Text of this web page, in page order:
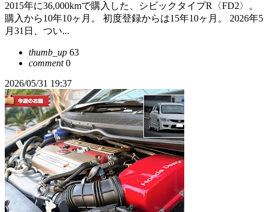
2015年に36,000kmで購入した、シビックタイプR〈FD2〉。
購入から10年10ヶ月。 初度登録からは15年10ヶ月。 2026年5
月31日、つい...
thumb_up 63
comment0
2026/05/31 19:37